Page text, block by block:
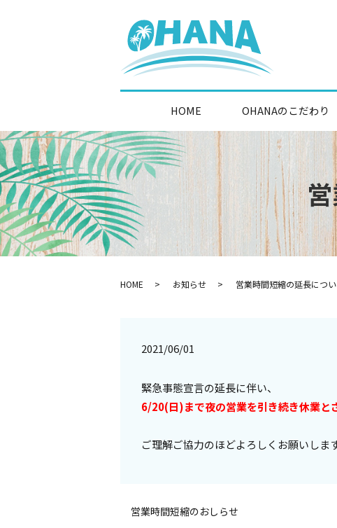
HOME OHANAのこだわり
HOME お知らせ 営業時間短縮の延長につ
2021/06/01
緊急事態宣言の延長に伴い、
6/20(日)まで夜の営業を引き続き休業と
ご理解ご協力のほどよろしくお願いします
営業時間短縮のおしらせ